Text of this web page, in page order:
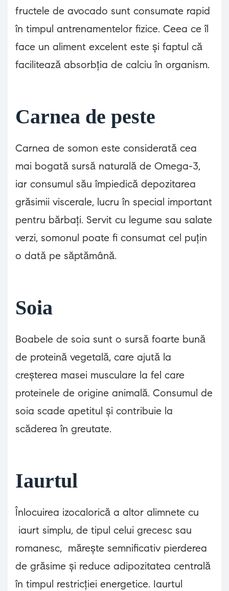
fructele de avocado sunt consumate rapid
în timpul antrenamentelor fizice. Ceea ce îl
face un aliment excelent este și faptul că
facilitează absorbția de calciu în organism.
Carnea de peste
Carnea de somon este considerată cea
mai bogată sursă naturală de Omega-3,
iar consumul său împiedică depozitarea
grăsimii viscerale, lucru în special important
pentru bărbați. Servit cu legume sau salate
verzi, somonul poate fi consumat cel puțin
o dată pe săptămână.
Soia
Boabele de soia sunt o sursă foarte bună
de proteină vegetală, care ajută la
creșterea masei musculare la fel care
proteinele de origine animală. Consumul de
soia scade apetitul și contribuie la
scăderea în greutate.
Iaurtul
Înlocuirea izocalorică a altor alimnete cu
iaurt simplu, de tipul celui grecesc sau
romanesc, mărește semnificativ pierderea
de grăsime și reduce adipozitatea centrală
în timpul restricției energetice. Iaurtul